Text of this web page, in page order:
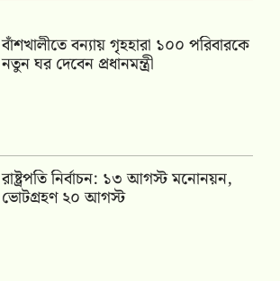
বাঁশখালীতে বন্যায় গৃহহারা ১০০ পরিবারকে
নতুন ঘর দেবেন প্রধানমন্ত্রী
রাষ্ট্রপতি নির্বাচন: ১৩ আগস্ট মনোনয়ন,
ভোটগ্রহণ ২০ আগস্ট